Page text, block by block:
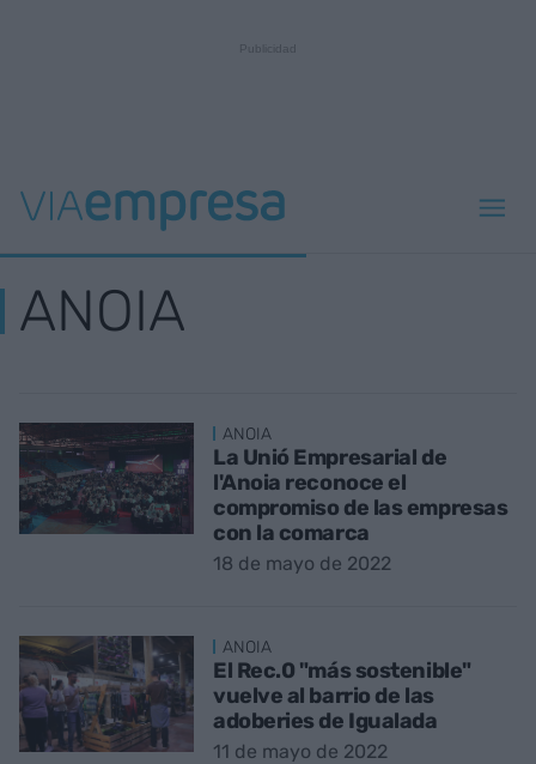
ANOIA
ANOIA
La Unió Empresarial de
l'Anoia reconoce el
compromiso de las empresas
con la comarca
18 de mayo de 2022
ANOIA
El Rec.0 "más sostenible"
vuelve al barrio de las
adoberies de Igualada
11 de mayo de 2022